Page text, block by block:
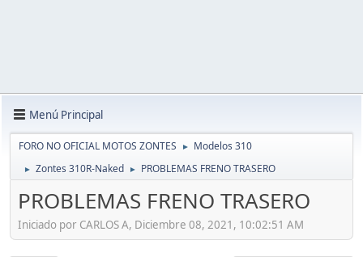
Menú Principal
FORO NO OFICIAL MOTOS ZONTES ► Modelos 310
► Zontes 310R-Naked ► PROBLEMAS FRENO TRASERO
PROBLEMAS FRENO TRASERO
Iniciado por CARLOS A, Diciembre 08, 2021, 10:02:51 AM